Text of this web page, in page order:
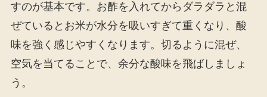
すのが基本です。お酢を入れてからダラダラと混
ぜているとお米が水分を吸いすぎて重くなり、酸
味を強く感じやすくなります。切るように混ぜ、
空気を当てることで、余分な酸味を飛ばしましょ
う。